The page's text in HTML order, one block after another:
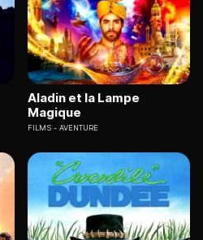
Aladin et la Lampe
Magique
FILMS AVENTURE